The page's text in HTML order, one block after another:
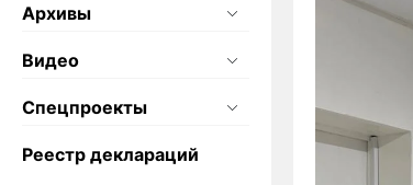
Архивы
Видео
Спецпроекты
Реестр деклараций